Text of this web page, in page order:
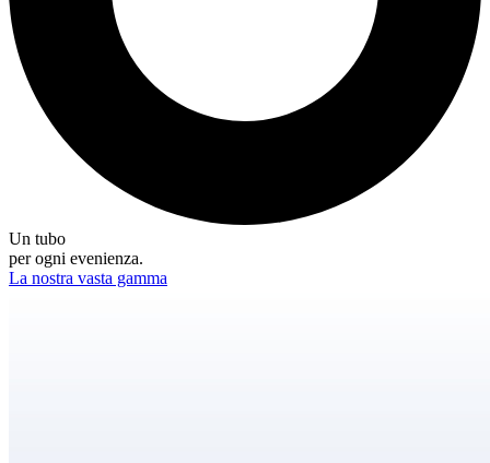
Un tubo
per ogni evenienza.
La nostra vasta gamma